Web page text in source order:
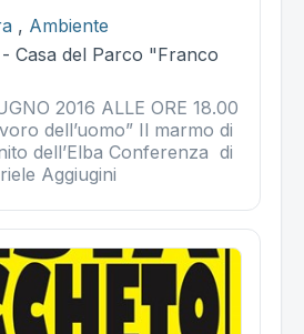
, Ambiente
Casa del Parco "Franco
2016 ALLE ORE 18.00
dell’uomo” Il marmo di
dell’Elba Conferenza di
Aggiugini